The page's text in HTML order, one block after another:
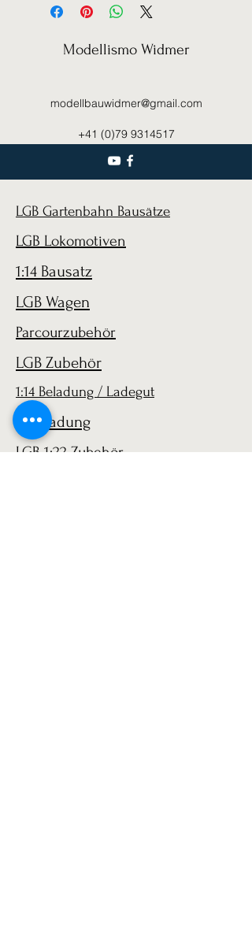
Modellismo Widmer
modellbauwidmer@gmail.com
+41 (0)79 9314517
LGB Gartenbahn Bausätze
LGB Lokomotiven
1:14 Bausatz
LGB Wagen
Parcourzubehör
LGB Zubehör
1:14 Beladung / Ladegut
1:14 Ladung
LGB 1:22 Zubehör